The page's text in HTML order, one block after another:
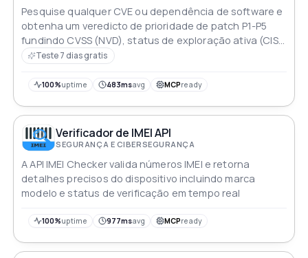
Pesquise qualquer CVE ou dependência de software e
obtenha um veredicto de prioridade de patch P1-P5
fundindo CVSS (NVD), status de exploração ativa (CISA
KEV) e probabilidade de exploração (FIRST EPSS). Inclui
Maven e mais. Priorização informativa apenas
Teste 7 dias gratis
100%uptime 483msavg MCPready
Verificador de IMEI API
SEGURANÇA E CIBERSEGURANÇA
A API IMEI Checker valida números IMEI e retorna
detalhes precisos do dispositivo incluindo marca
modelo e status de verificação em tempo real
100%uptime 977msavg MCPready